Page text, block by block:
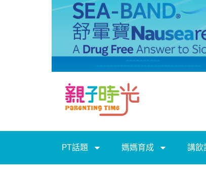
PT話題 媽媽育成 講飲